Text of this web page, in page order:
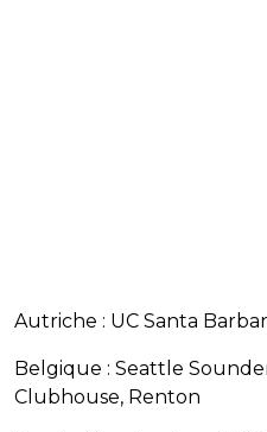
Autriche : UC Santa
Belgique : Seattle
Clubhouse, Renton